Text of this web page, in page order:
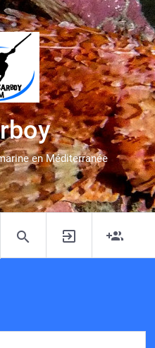
en Méditerranée